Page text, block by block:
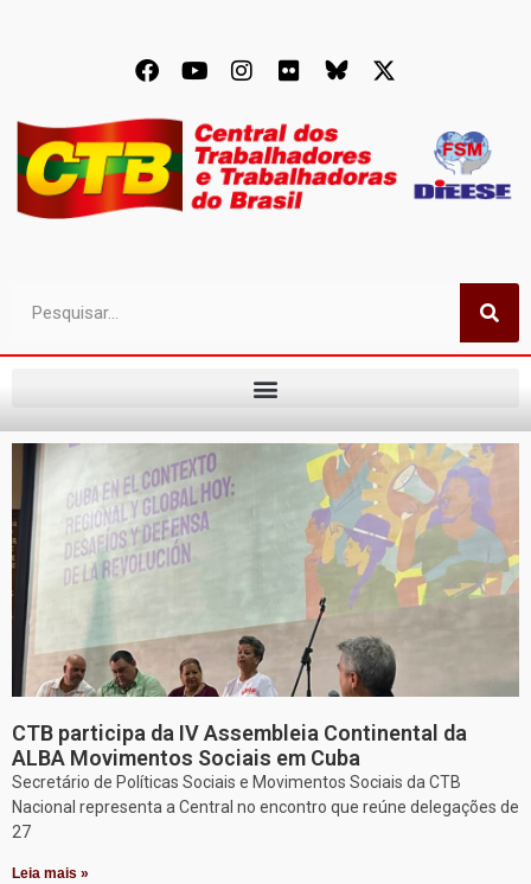
CTB participa da IV Assembleia Continental da
ALBA Movimentos Sociais em Cuba
Secretário de Políticas Sociais e Movimentos Sociais da CTB
Nacional representa a Central no encontro que reúne delegações de
27
Leia mais »